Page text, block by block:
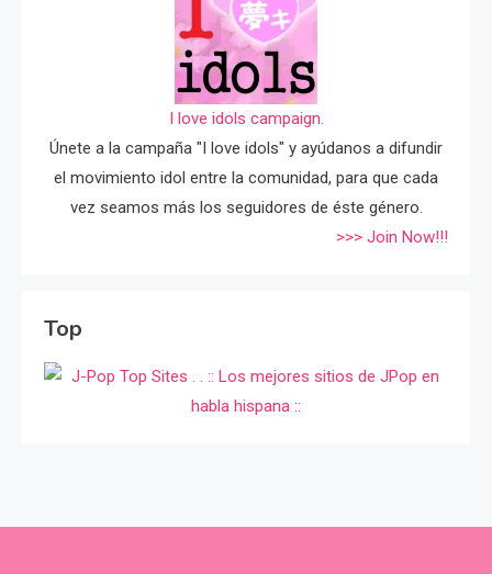
I love idols campaign.
Únete a la campaña "I love idols" y ayúdanos a difundir
el movimiento idol entre la comunidad, para que cada
vez seamos más los seguidores de éste género.
>>> Join Now!!!
Top